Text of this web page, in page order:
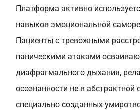
Платформа активно
навыков эмоциональной
Пациенты с тревожными
паническими атаками
диафрагмального дыхания,
осознанности не в абстрактной
специально созданных